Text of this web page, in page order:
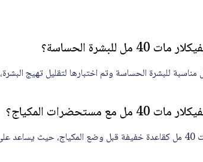
الحساسة؟
تركيبة لاروش بوزيه ايفيكلار مات 40 مل مناسبة للبشرة الحساسة وتم اختبارها
المكياج؟
نعم، يمكن استخدام لاروش بوزيه ايفيكلار مات 40 مل كقاعدة خفيفة قبل وضع